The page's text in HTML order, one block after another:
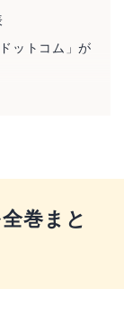
ットコム」が
巻まと